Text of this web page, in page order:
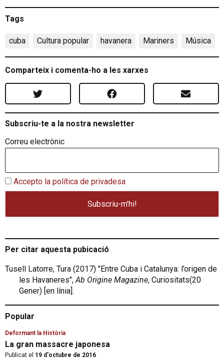
Tags
cuba Cultura popular havanera Mariners Música
Comparteix i comenta-ho a les xarxes
Subscriu-te a la nostra newsletter
Correu electrònic
Accepto la política de privadesa
Per citar aquesta pubicació
Tusell Latorre, Tura (2017) "Entre Cuba i Catalunya: l’origen de
les Havaneres",Ab Origine Magazine, Curiositats(20
Gener) [en línia].
Popular
Deformant la Història
La gran massacre japonesa
Publicat el 19 d'octubre de 2016